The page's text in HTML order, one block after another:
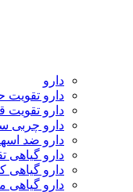
دارو
دارو تقویت
دارو تقویت
دارو چربی
دارو ضد
دارو گیاهی
دارو گیاهی
دارو گیاهی